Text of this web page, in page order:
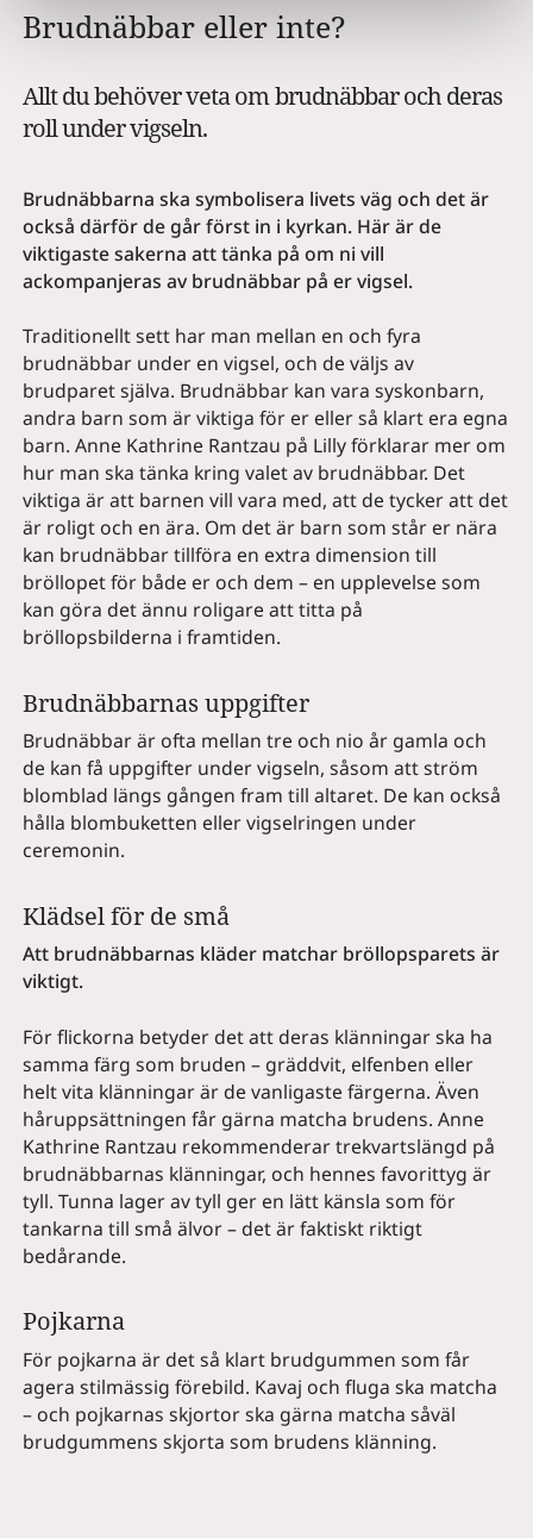
Brudnäbbar eller inte?
Allt du behöver veta om brudnäbbar och deras
roll under vigseln.
Brudnäbbarna ska symbolisera livets väg och det är
också därför de går först in i kyrkan. Här är de
viktigaste sakerna att tänka på om ni vill
ackompanjeras av brudnäbbar på er vigsel.
Traditionellt sett har man mellan en och fyra
brudnäbbar under en vigsel, och de väljs av
brudparet själva. Brudnäbbar kan vara syskonbarn,
andra barn som är viktiga för er eller så klart era egna
barn. Anne Kathrine Rantzau på Lilly förklarar mer om
hur man ska tänka kring valet av brudnäbbar. Det
viktiga är att barnen vill vara med, att de tycker att det
är roligt och en ära. Om det är barn som står er nära
kan brudnäbbar tillföra en extra dimension till
bröllopet för både er och dem – en upplevelse som
kan göra det ännu roligare att titta på
bröllopsbilderna i framtiden.
Brudnäbbarnas uppgifter
Brudnäbbar är ofta mellan tre och nio år gamla och
de kan få uppgifter under vigseln, såsom att ström
blomblad längs gången fram till altaret. De kan också
hålla blombuketten eller vigselringen under
ceremonin.
Klädsel för de små
Att brudnäbbarnas kläder matchar bröllopsparets är
viktigt.
För flickorna betyder det att deras klänningar ska ha
samma färg som bruden – gräddvit, elfenben eller
helt vita klänningar är de vanligaste färgerna. Även
håruppsättningen får gärna matcha brudens. Anne
Kathrine Rantzau rekommenderar trekvartslängd på
brudnäbbarnas klänningar, och hennes favorittyg är
tyll. Tunna lager av tyll ger en lätt känsla som för
tankarna till små älvor – det är faktiskt riktigt
bedårande.
Pojkarna
För pojkarna är det så klart brudgummen som får
agera stilmässig förebild. Kavaj och fluga ska matcha
– och pojkarnas skjortor ska gärna matcha såväl
brudgummens skjorta som brudens klänning.